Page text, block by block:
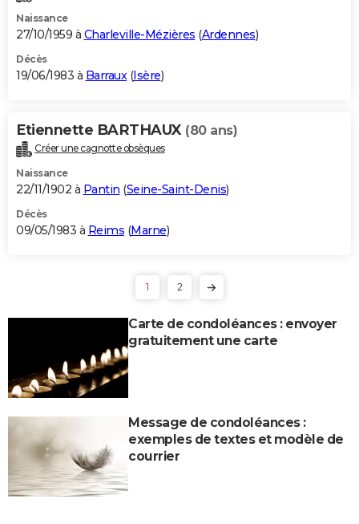
Naissance
27/10/1959 à Charleville-Mézières (Ardennes)
Décès
19/06/1983 à Barraux(Isère)
Etiennette BARTHAUX (80 ans)
Créer une cagnotte obsèques
Naissance
22/11/1902 à Pantin (Seine-Saint-Denis)
Décès
09/05/1983 à Reims (Marne)
1 2
Carte de condoléances : envoyer
gratuitement une carte
Message de condoléances :
exemples de textes et modèle de
courrier